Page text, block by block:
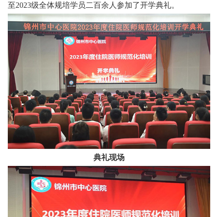
至2023级全体规培学员二百余人参加了开学典礼。
典礼现场